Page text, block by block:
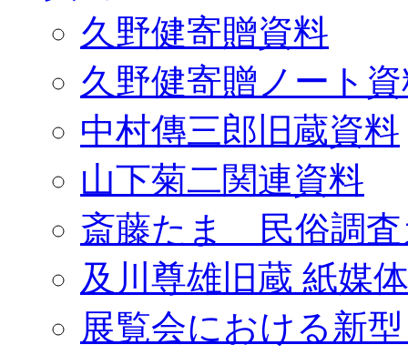
久野健寄贈資料
久野健寄贈ノート
中村傳三郎旧蔵資料
山下菊二関連資料
斎藤たま 民俗調査
及川尊雄旧蔵 紙媒
展覧会における新